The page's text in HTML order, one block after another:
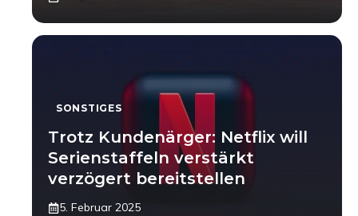
SONSTIGES
Trotz Kundenärger: Netflix will
Serienstaffeln verstärkt
verzögert bereitstellen
5. Februar 2025